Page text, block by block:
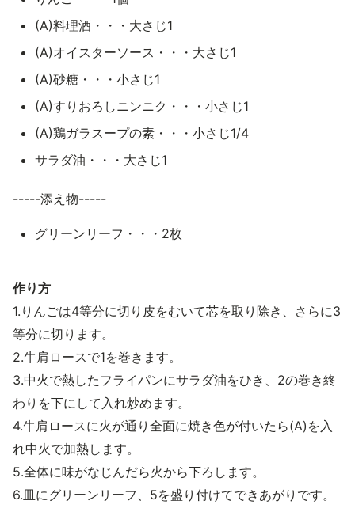
(A)料理酒・・・大さじ1
(A)オイスターソース・・・大さじ1
(A)砂糖・・・小さじ1
(A)すりおろしニンニク・・・小さじ1
(A)鶏ガラスープの素・・・小さじ1/4
サラダ油・・・大さじ1
-----添え物-----
グリーンリーフ・・・2枚
作り方
1.りんごは4等分に切り皮をむいて芯を取り除き、さらに3
等分に切ります。
2.牛肩ロースで1を巻きます。
3.中火で熱したフライパンにサラダ油をひき、2の巻き終
わりを下にして入れ炒めます。
4.牛肩ロースに火が通り全面に焼き色が付いたら(A)を入
れ中火で加熱します。
5.全体に味がなじんだら火から下ろします。
6.皿にグリーンリーフ、5を盛り付けてできあがりです。